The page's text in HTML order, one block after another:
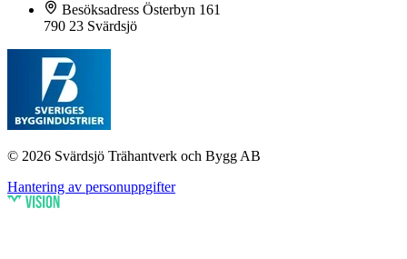
Besöksadress Österbyn 161
790 23 Svärdsjö
© 2026 Svärdsjö Trähantverk och Bygg AB
Hantering av personuppgifter